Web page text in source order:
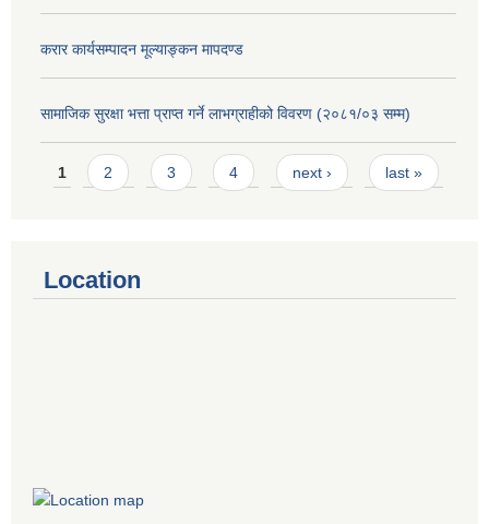
करार कार्यसम्पादन मूल्याङ्कन मापदण्ड
सामाजिक सुरक्षा भत्ता प्राप्त गर्ने लाभग्राहीको विवरण (२०८१/०३ सम्म)
Pages
1 2 3 4 next › last »
Location